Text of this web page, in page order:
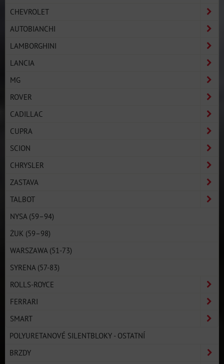
CHEVROLET
AUTOBIANCHI
LAMBORGHINI
LANCIA
MG
ROVER
CADILLAC
CUPRA
SCION
CHRYSLER
ZASTAVA
TALBOT
NYSA (59–94)
ŻUK (59–98)
WARSZAWA (51-73)
SYRENA (57-83)
ROLLS-ROYCE
FERRARI
SMART
POLYURETANOVÉ SILENTBLOKY - OSTATNÍ
BRZDY